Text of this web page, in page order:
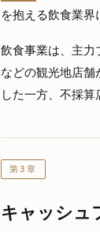
を抱える飲食業界
飲食事業は、主力
などの観光地店舗
した一方、不採算
第3章
キャッシュ